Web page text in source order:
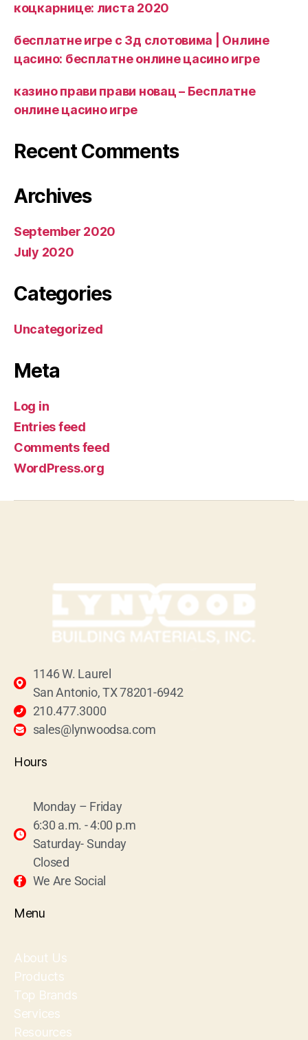
коцкарнице: листа 2020
бесплатне игре с 3д слотовима | Онлине
цасино: бесплатне онлине цасино игре
казино прави прави новац – Бесплатне
онлине цасино игре
Recent Comments
Archives
September 2020
July 2020
Categories
Uncategorized
Meta
Log in
Entries feed
Comments feed
WordPress.org
1146 W. Laurel
San Antonio, TX 78201-6942
210.477.3000
sales@lynwoodsa.com
Hours
Monday – Friday
6:30 a.m. - 4:00 p.m
Saturday- Sunday
Closed
We Are Social
Menu
About Us
Products
Top Brands
Services
Resources